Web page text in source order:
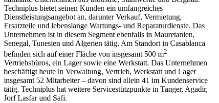
Techniplus bietet seinen Kunden ein umfangreiches
Dienstleistungsangebot an, darunter Verkauf, Vermietung,
Ersatzteile und lebenslange Wartungs- und Reparaturdienste. Das
Unternehmen ist in diesem Segment ebenfalls in Mauretanien,
Senegal, Tunesien und Algerien tätig. Am Standort in Casablanca
befinden sich auf einer Fläche von insgesamt 500 m2
Vertriebsbüros, ein Lager sowie eine Werkstatt. Das Unternehmen
beschäftigt heute in Verwaltung, Vertrieb, Werkstatt und Lager
insgesamt 52 Mitarbeiter – davon sind allein 41 im Kundenservice
tätig. Techniplus hat weitere Servicestützpunkte in Tanger, Agadir,
Jorf Lasfar und Safi.